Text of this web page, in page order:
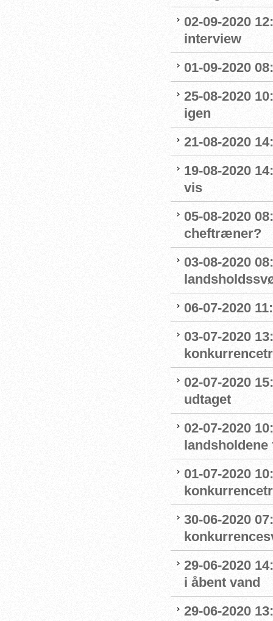
02-09-2020
interview
01-09-2020
25-08-2020
igen
21-08-2020
19-08-2020
vis
05-08-2020
cheftræner?
03-08-2020
06-07-2020
03-07-2020
02-07-2020
udtaget
02-07-2020
01-07-2020
30-06-2020
29-06-2020
i åbent vand
29-06-2020